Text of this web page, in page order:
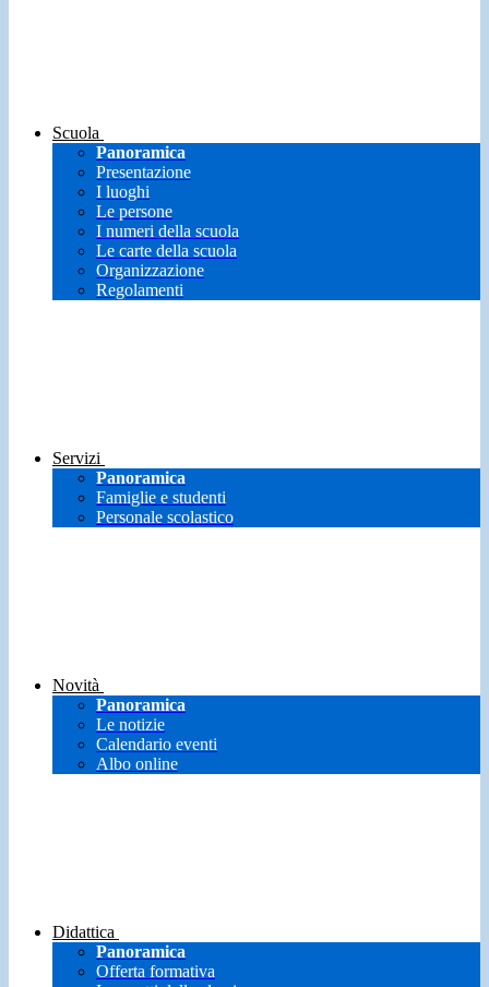
Scuola
Panoramica
Presentazione
I luoghi
Le persone
I numeri della scuola
Le carte della scuola
Organizzazione
Regolamenti
Servizi
Panoramica
Famiglie e studenti
Personale scolastico
Novità
Panoramica
Le notizie
Calendario eventi
Albo online
Didattica
Panoramica
Offerta formativa